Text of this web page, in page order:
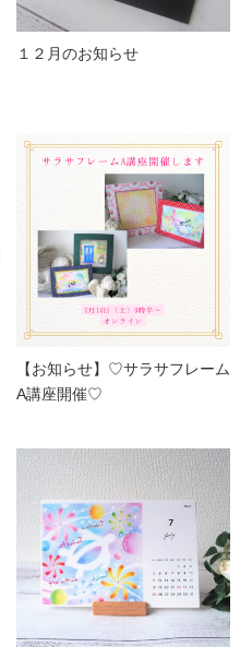
１２月のお知らせ
【お知らせ】♡サラサフレーム
A講座開催♡